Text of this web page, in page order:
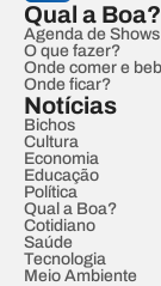
Qual a Boa?
Agenda de Shows
O que fazer?
Onde comer e
Onde ficar?
Notícias
Bichos
Cultura
Economia
Educação
Política
Qual a Boa?
Cotidiano
Saúde
Tecnologia
Meio Ambiente